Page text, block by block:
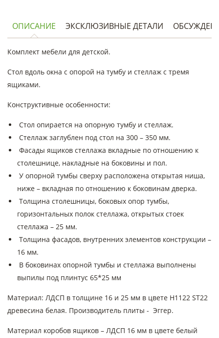
ОПИСАНИЕ ЭКСКЛЮЗИВНЫЕ ДЕТАЛИ
Комплект мебели для детской.
Стол вдоль окна с опорой на тумбу и стеллаж с тремя
ящиками.
Конструктивные особенности:
Стол опирается на опорную тумбу и стеллаж.
Стеллаж заглублен под стол на 300 – 350 мм.
Фасады ящиков стеллажа вкладные по отношению к
столешнице, накладные на боковины и пол.
У опорной тумбы сверху расположена открытая ниша,
ниже – вкладная по отношению к боковинам дверка.
Толщина столешницы, боковых опор тумбы,
горизонтальных полок стеллажа, открытых стоек
стеллажа – 25 мм.
Толщина фасадов, внутренних элементов конструкции –
16 мм.
В боковинах опорной тумбы и стеллажа выполнены
выпилы под плинтус 65*25 мм
Материал: ЛДСП в толщине 16 и 25 мм в цвете H1122 ST22
древесина белая. Производитель плиты - Эггер.
Материал коробов ящиков – ЛДСП 16 мм в цвете белый